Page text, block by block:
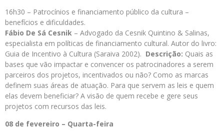
16h30 – Patrocínios e financiamento público da cultura –
benefícios e dificuldades.
Fábio De Sá Cesnik – Advogado da Cesnik Quintino & Salinas,
especialista em políticas de financiamento cultural. Autor do livro:
Guia de Incentivo à Cultura (Saraiva 2002). Descrição: Quais as
bases que vão impactar e convencer os patrocinadores a serem
parceiros dos projetos, incentivados ou não? Como as marcas
definem suas áreas de atuação. Para que servem as leis e quem
elas devem beneficiar? A visão de quem recebe e gere seus
projetos com recursos das leis.
08 de fevereiro – Quarta-feira